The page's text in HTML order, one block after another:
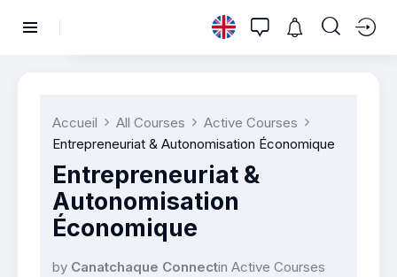
Accueil All Courses
Active Courses
Entrepreneuriat & Autonomisation Économique
Entrepreneuriat &
Autonomisation
Économique
by Canatchaque Connectin Active Courses